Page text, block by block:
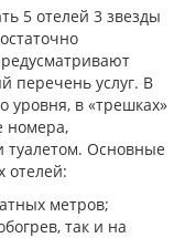
5 отелей 3 звезды
перечень услуг. В
уровня, в «трешках»
номера,
туалетом. Основные
отелей:
метров;
так и на